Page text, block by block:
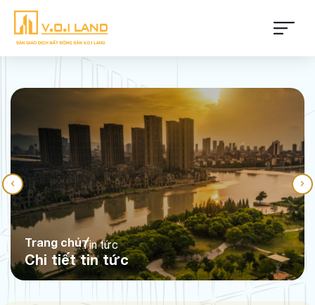
Trang chủTin tức
Chi tiết tin tức